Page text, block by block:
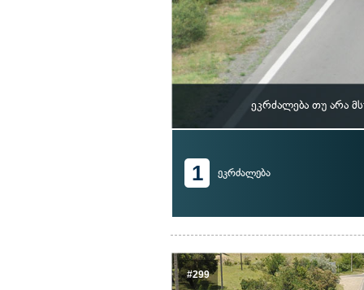
ეკრძალება თუ არა
1 ეკრძალება
#299